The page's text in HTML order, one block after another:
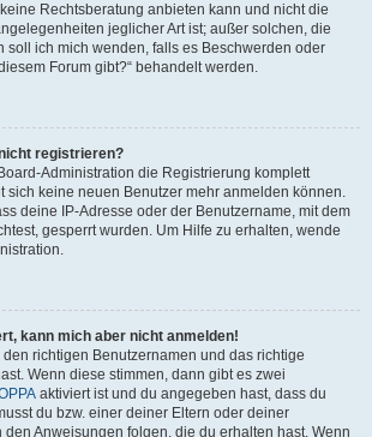
Rechtsberatung anbieten kann und nicht die
jeglicher Art ist; außer solchen, die
soll ich mich wenden, falls es Beschwerden oder
Forum gibt?“ behandelt werden.
registrieren?
Administration die Registrierung komplett
sich keine neuen Benutzer mehr anmelden können.
deine IP-Adresse oder der Benutzername, mit dem
gesperrt wurden. Um Hilfe zu erhalten, wende
kann mich aber nicht anmelden!
richtigen Benutzernamen und das richtige
Wenn diese stimmen, dann gibt es zwei
aktiviert ist und du angegeben hast, dass du
du bzw. einer deiner Eltern oder deiner
den Anweisungen folgen, die du erhalten hast. Wenn